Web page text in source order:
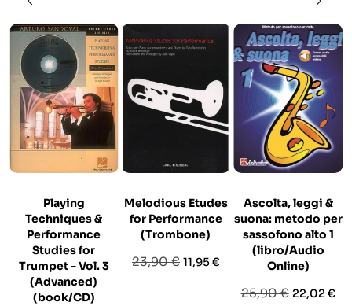
Playing
Techniques &
Performance
Studies for
Trumpet - Vol. 3
(Advanced)
(book/CD)
Melodious Etudes
for Performance
(Trombone)
Prezzo
23,90 € Prezzo
11,95 €
Ascolta, leggi &
suona: metodo per
sassofono alto 1
(libro/Audio
Online)
Prezzo
25,90 € Prezzo
22,02 €